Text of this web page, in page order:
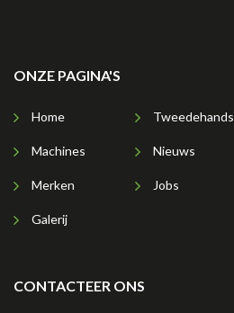
ONZE PAGINA'S
Home
Machines
Merken
Galerij
Tweedehands
Nieuws
Jobs
CONTACTEER ONS